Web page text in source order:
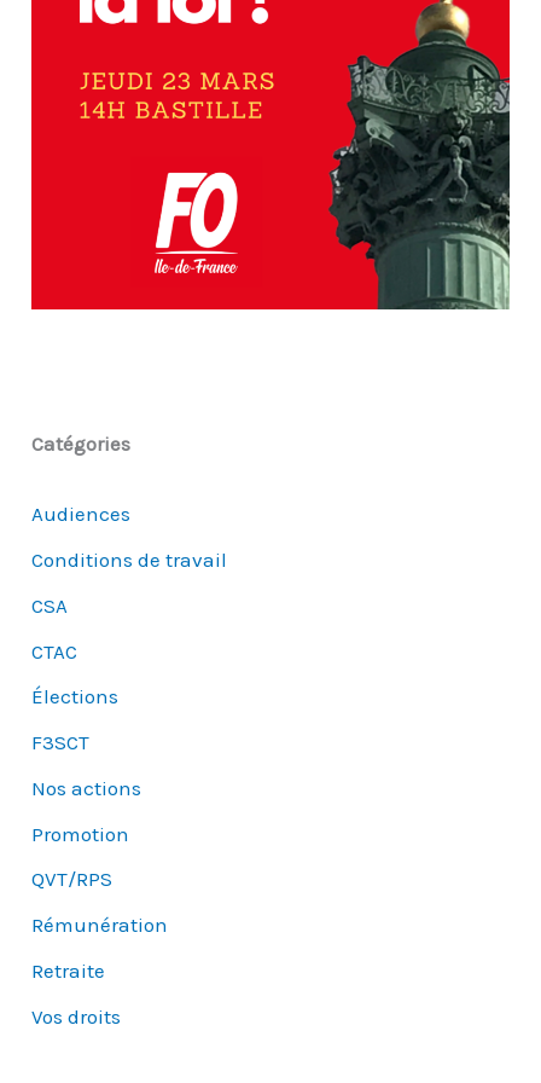
Catégories
Audiences
Conditions de travail
CSA
CTAC
Élections
F3SCT
Nos actions
Promotion
QVT/RPS
Rémunération
Retraite
Vos droits